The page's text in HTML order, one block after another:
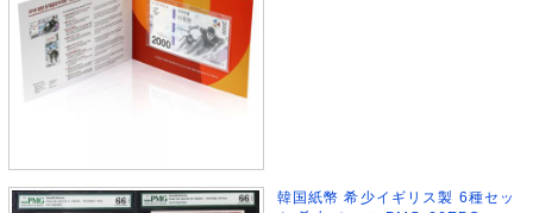
韓国紙幣 希少イギリス製 6種セッ